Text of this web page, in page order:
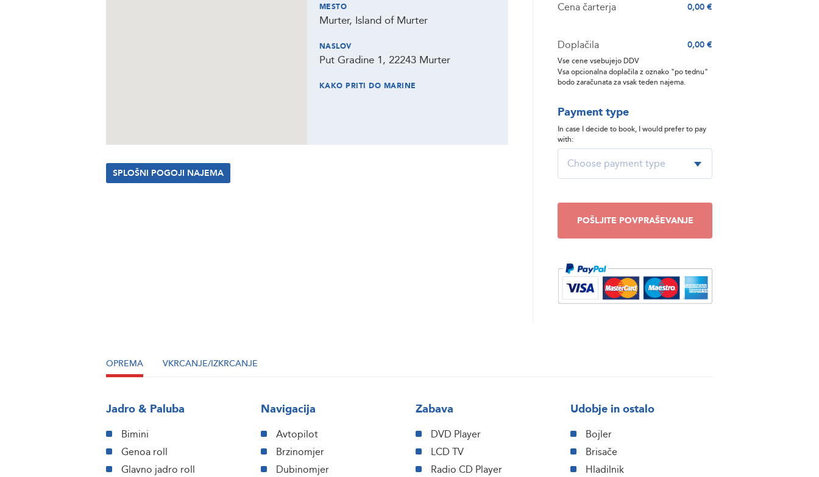
MESTO
Murter, Island of Murter
NASLOV
Put Gradine 1, 22243 Murter
KAKO PRITI DO MARINE
SPLOŠNI POGOJI NAJEMA
Cena čarterja 0,00 €
Doplačila 0,00 €
Vse cene vsebujejo DDV
Vsa opcionalna doplačila z oznako "po tednu"
bodo zaračunata za vsak teden najema.
Payment type
In case I decide to book, I would prefer to pay
with:
POŠLJITE POVPRAŠEVANJE
OPREMA VKRCANJE/IZKRCANJE
Jadro & Paluba
Bimini
Genoa roll
Glavno jadro roll
Navigacija
Avtopilot
Brzinomjer
Dubinomjer
Zabava
DVD Player
LCD TV
Radio CD Player
Udobje in ostalo
Bojler
Brisače
Hladilnik